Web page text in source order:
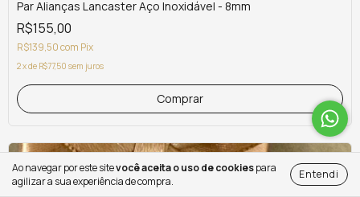
Ao navegar por este sitevocê aceita o uso de cookiespara
agilizar a sua experiência de compra.
Entendi
Par Alianças Lancaster Aço Inoxidável - 8mm
R$155,00
R$139,50com Pix
2xde R$77,50 sem juros